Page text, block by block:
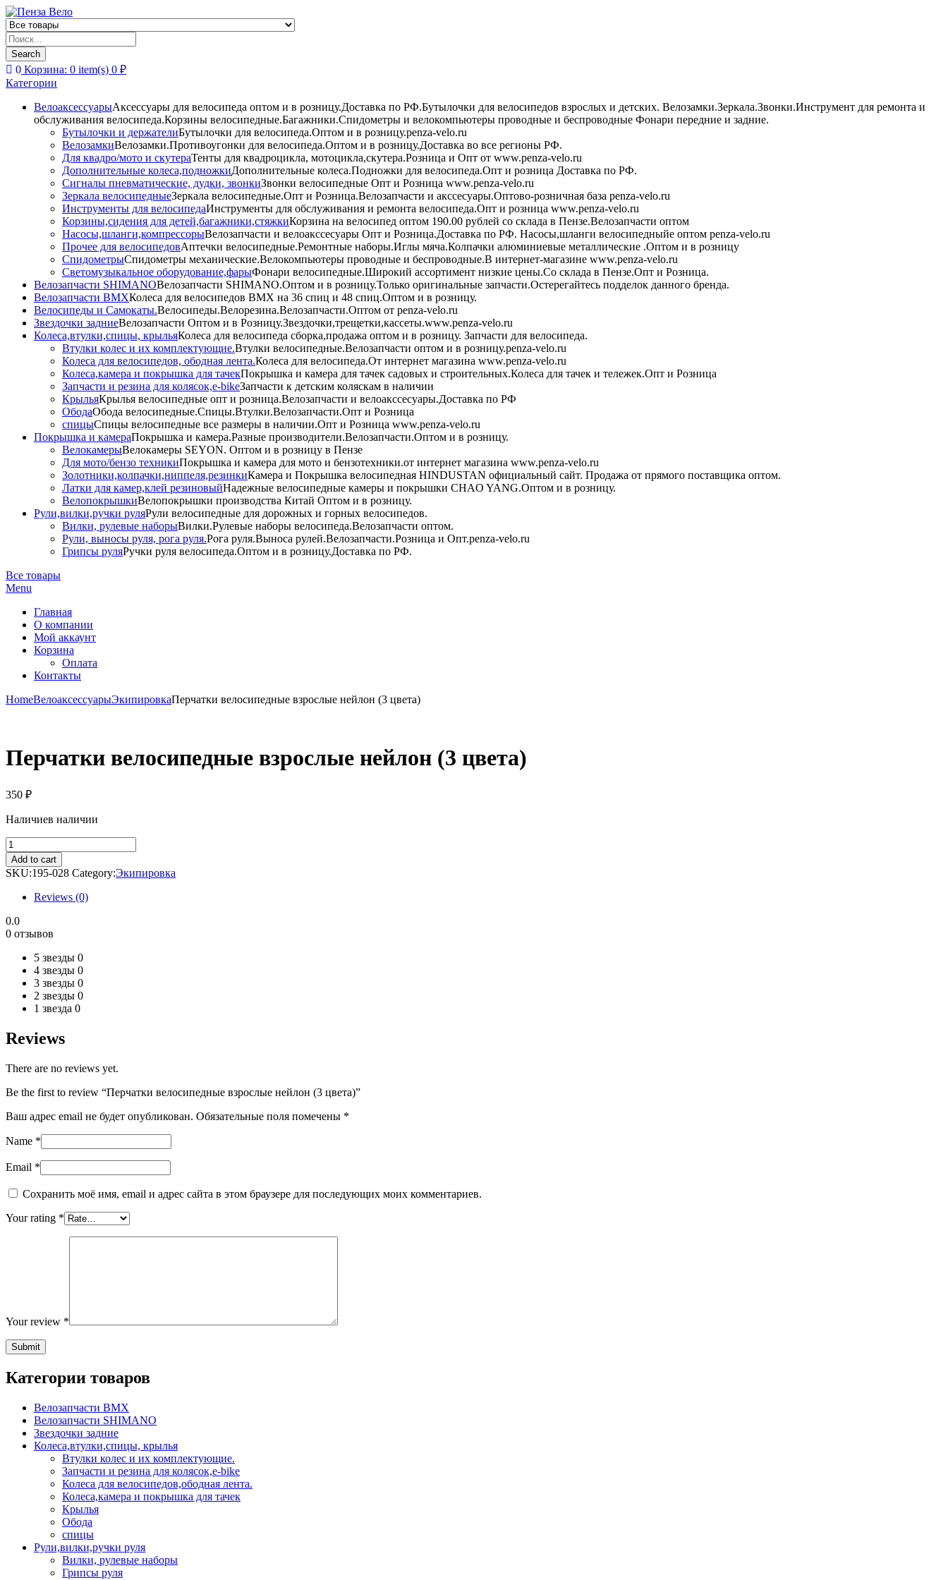
Products
search
Search
0 Корзина: 0 item(s) 0 ₽
Категории
ВелоаксессуарыАксессуары для велосипеда оптом и в розницу.Доставка по РФ.Бутылочки для велосипедов взрослых и детских. Велозамки.Зеркала.Звонки.Инструмент для ремонта и
обслуживания велосипеда.Корзины велосипедные.Багажники.Спидометры и велокомпьютеры проводные и беспроводные Фонари передние и задние.
Бутылочки и держателиБутылочки для велосипеда.Оптом и в розницу.penza-velo.ru
ВелозамкиВелозамки.Противоугонки для велосипеда.Оптом и в розницу.Доставка во все регионы РФ.
Для квадро/мото и скутераТенты для квадроцикла, мотоцикла,скутера.Розница и Опт от www.penza-velo.ru
Дополнительные колеса,подножкиДополнительные колеса.Подножки для велосипеда.Опт и розница Доставка по РФ.
Сигналы пневматические, дудки, звонкиЗвонки велосипедные Опт и Розница www.penza-velo.ru
Зеркала велосипедныеЗеркала велосипедные.Опт и Розница.Велозапчасти и акссесуары.Оптово-розничная база penza-velo.ru
Инструменты для велосипедаИнструменты для обслуживания и ремонта велосипеда.Опт и розница www.penza-velo.ru
Корзины,сидения для детей,багажники,стяжкиКорзина на велосипед оптом 190.00 рублей со склада в Пензе.Велозапчасти оптом
Насосы,шланги,компрессорыВелозапчасти и велоакссесуары Опт и Розница.Доставка по РФ. Насосы,шланги велосипедныйе оптом penza-velo.ru
Прочее для велосипедовАптечки велосипедные.Ремонтные наборы.Иглы мяча.Колпачки алюминиевые металлические .Оптом и в розницу
СпидометрыСпидометры механические.Велокомпьютеры проводные и беспроводные.В интернет-магазине www.penza-velo.ru
Светомузыкальное оборудование,фарыФонари велосипедные.Широкий ассортимент низкие цены.Со склада в Пензе.Опт и Розница.
Велозапчасти SHIMANOВелозапчасти SHIMANO.Оптом и в розницу.Только оригинальные запчасти.Остерегайтесь подделок данного бренда.
Велозапчасти BMXКолеса для велосипедов BMX на 36 спиц и 48 спиц.Оптом и в розницу.
Велосипеды и Самокаты.Велосипеды.Велорезина.Велозапчасти.Оптом от penza-velo.ru
Звездочки задниеВелозапчасти Оптом и в Розницу.Звездочки,трещетки,кассеты.www.penza-velo.ru
Колеса,втулки,спицы, крыльяКолеса для велосипеда сборка,продажа оптом и в розницу. Запчасти для велосипеда.
Втулки колес и их комплектующие.Втулки велосипедные.Велозапчасти оптом и в розницу.penza-velo.ru
Колеса для велосипедов, ободная лента.Колеса для велосипеда.От интернет магазина www.penza-velo.ru
Колеса,камера и покрышка для тачекПокрышка и камера для тачек садовых и строительных.Колеса для тачек и тележек.Опт и Розница
Запчасти и резина для колясок,e-bikeЗапчасти к детским коляскам в наличии
КрыльяКрылья велосипедные опт и розница.Велозапчасти и велоакссесуары.Доставка по РФ
ОбодаОбода велосипедные.Спицы.Втулки.Велозапчасти.Опт и Розница
спицыСпицы велосипедные все размеры в наличии.Опт и Розница www.penza-velo.ru
Покрышка и камераПокрышка и камера.Разные производители.Велозапчасти.Оптом и в розницу.
ВелокамерыВелокамеры SEYON. Оптом и в розницу в Пензе
Для мото/бензо техникиПокрышка и камера для мото и бензотехники.от интернет магазина www.penza-velo.ru
Золотники,колпачки,ниппеля,резинкиКамера и Покрышка велосипедная HINDUSTAN официальный сайт. Продажа от прямого поставщика оптом.
Латки для камер,клей резиновыйНадежные велосипедные камеры и покрышки CHAO YANG.Оптом и в розницу.
ВелопокрышкиВелопокрышки производства Китай Оптом и в розницу.
Рули,вилки,ручки руляРули велосипедные для дорожных и горных велосипедов.
Вилки, рулевые наборыВилки.Рулевые наборы велосипеда.Велозапчасти оптом.
Рули, выносы руля, рога руля.Рога руля.Выноса рулей.Велозапчасти.Розница и Опт.penza-velo.ru
Грипсы руляРучки руля велосипеда.Оптом и в розницу.Доставка по РФ.
Все товары
Menu
Главная
О компании
Мой аккаунт
Корзина
Оплата
Контакты
HomeВелоаксессуарыЭкипировкаПерчатки велосипедные взрослые нейлон (3 цвета)
Перчатки велосипедные взрослые нейлон (3 цвета)
350 ₽
Наличиев наличии
Перчатки
велосипедные
взрослые
нейлон
цвета)
quantity
Add to cart
SKU:195-028 Category:Экипировка
Reviews (0)
0.0
0 отзывов
5 звезды 0
4 звезды 0
3 звезды 0
2 звезды 0
1 звезда 0
Reviews
There are no reviews yet.
Be the first to review “Перчатки велосипедные взрослые нейлон (3 цвета)”
Ваш адрес email не будет опубликован. Обязательные поля помечены *
Name *
Email *
Сохранить моё имя, email и адрес сайта в этом браузере для последующих моих комментариев.
Your rating *
Your review *
Категории товаров
Велозапчасти BMX
Велозапчасти SHIMANO
Звездочки задние
Колеса,втулки,спицы, крылья
Втулки колес и их комплектующие.
Запчасти и резина для колясок,e-bike
Колеса для велосипедов,ободная лента.
Колеса,камера и покрышка для тачек
Крылья
Обода
спицы
Рули,вилки,ручки руля
Вилки, рулевые наборы
Грипсы руля